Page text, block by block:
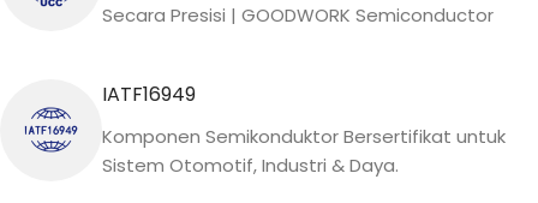
Secara Presisi | GOODWORK Semiconductor
IATF16949
Komponen Semikonduktor Bersertifikat untuk
Sistem Otomotif, Industri & Daya.